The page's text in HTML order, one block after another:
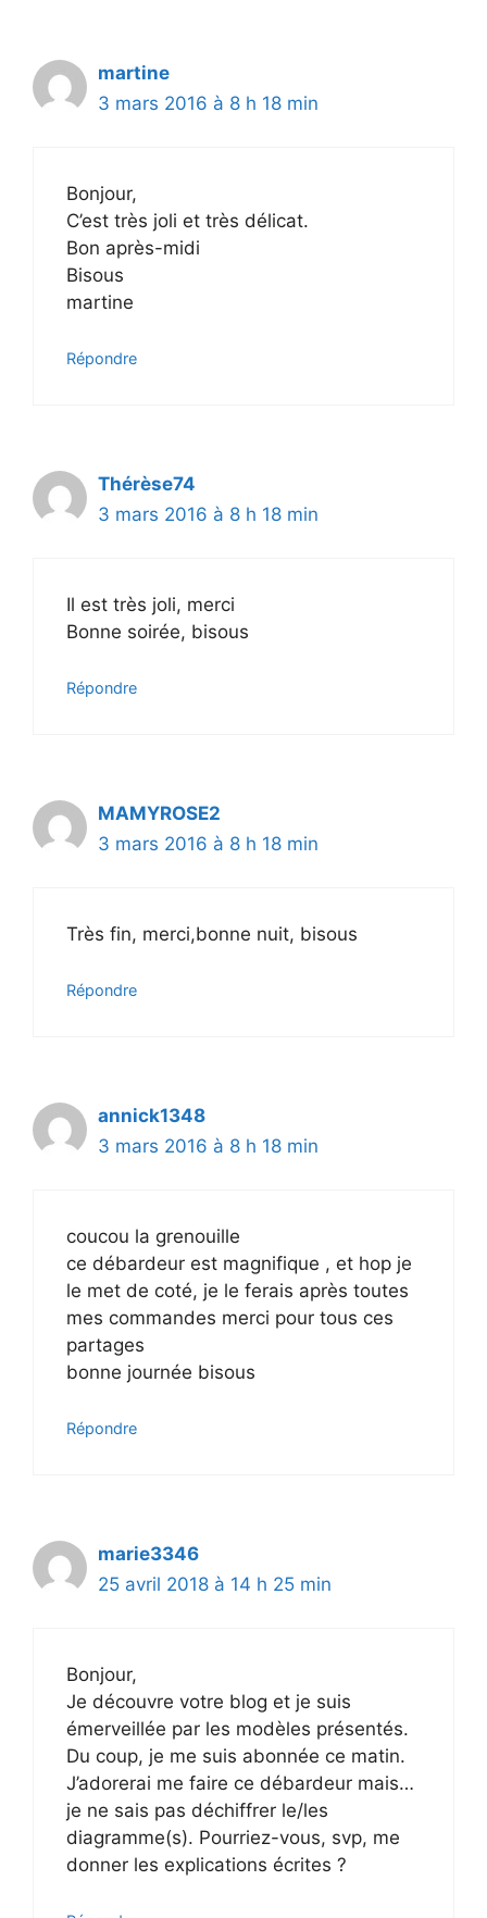
martine
3 mars 2016 à 8 h 18 min
Bonjour,
C’est très joli et très délicat.
Bon après-midi
Bisous
martine
Répondre
Thérèse74
3 mars 2016 à 8 h 18 min
Il est très joli, merci
Bonne soirée, bisous
Répondre
MAMYROSE2
3 mars 2016 à 8 h 18 min
Très fin, merci,bonne nuit, bisous
Répondre
annick1348
3 mars 2016 à 8 h 18 min
coucou la grenouille
ce débardeur est magnifique , et hop je
le met de coté, je le ferais après toutes
mes commandes merci pour tous ces
partages
bonne journée bisous
Répondre
marie3346
25 avril 2018 à 14 h 25 min
Bonjour,
Je découvre votre blog et je suis
émerveillée par les modèles présentés.
Du coup, je me suis abonnée ce matin.
J’adorerai me faire ce débardeur mais…
je ne sais pas déchiffrer le/les
diagramme(s). Pourriez-vous, svp, me
donner les explications écrites ?